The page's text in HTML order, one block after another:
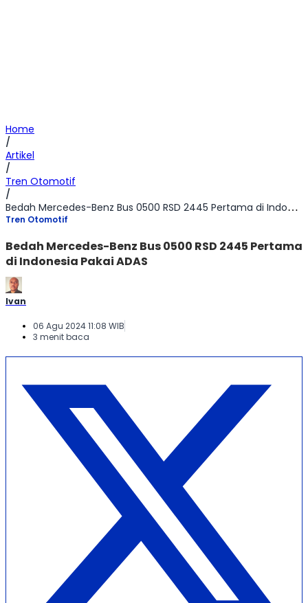
Home
/
Artikel
/
Tren Otomotif
/
Bedah Mercedes-Benz Bus 0500 RSD 2445 Pertama di Indonesia Pakai ADAS
Tren Otomotif
Bedah Mercedes-Benz Bus 0500 RSD 2445 Pertama
di Indonesia Pakai ADAS
Ivan
06 Agu 2024 11:08 WIB
3 menit baca